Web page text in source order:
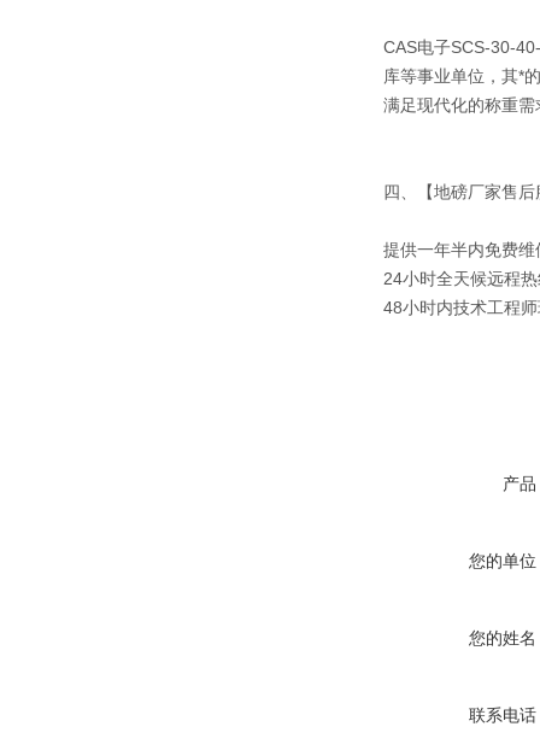
CAS电子SCS-30-
库等事业单位，其*
满足现代化的称重需
四、【地磅厂家售后
提供一年半内免费
24小时全天候远程
48小时内技术工程
产品
您的单位
您的姓名
联系电话